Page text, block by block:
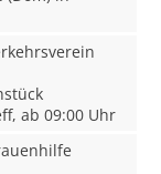
ab 09:00 Uhr